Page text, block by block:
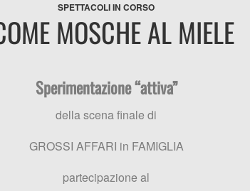
SPETTACOLI IN CORSO
MOSCHE AL MIELE
Sperimentazione “attiva”
della scena finale di
GROSSI AFFARI in FAMIGLIA
partecipazione al